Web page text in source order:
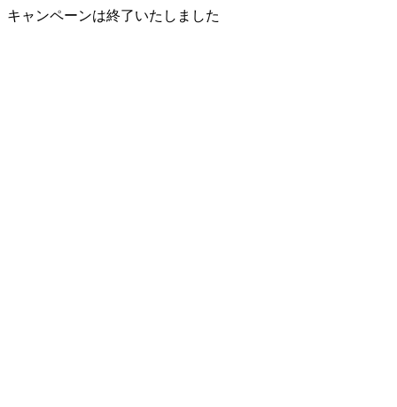
キャンペーンは終了いたしました